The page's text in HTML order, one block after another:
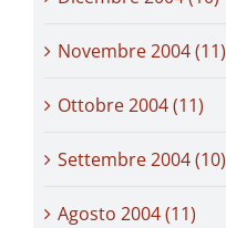
Novembre 2004 (11)
Ottobre 2004 (11)
Settembre 2004 (10)
Agosto 2004 (11)